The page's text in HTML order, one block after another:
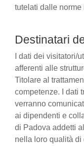
tutelati dalle
Destinatari
I dati dei visitatori/
afferenti alle
Titolare al
competenze. I dati
verranno
ai dipendenti e
di Padova addetti
nella loro qualità di